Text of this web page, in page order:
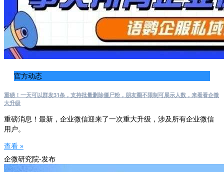
官方动态
重磅！一天可以群发31条，支持批量删除僵尸粉，朋友圈不限制可展示人数，来看看企微
大升级
重磅消息！最新，企业微信迎来了一次重大升级，涉及所有企业微信
用户。
查看 »
企微研究院-发布